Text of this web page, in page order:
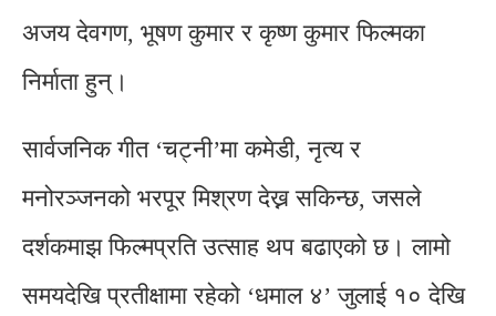
अजय देवगण, भूषण कुमार र कृष्ण कुमार फिल्मका
निर्माता हुन्।
सार्वजनिक गीत ‘चट्नी’मा कमेडी, नृत्य र
मनोरञ्जनको भरपूर मिश्रण देख्न सकिन्छ, जसले
दर्शकमाझ फिल्मप्रति उत्साह थप बढाएको छ। लामो
समयदेखि प्रतीक्षामा रहेको ‘धमाल ४’ जुलाई १० देखि